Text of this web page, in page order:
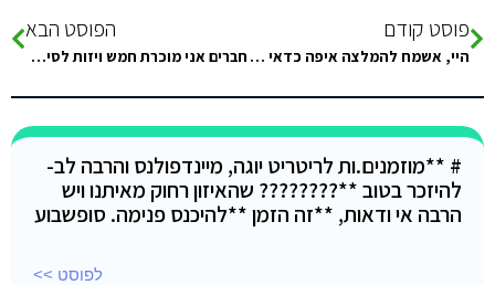
פוסט קודם
היי, אשמח להמלצה איפה כדאי להשאיר את הרכב באילת?
הפוסט הבא
חברים אני מוכרת חמש ויזות לסיני במחיר עלות 15-19/9/21 פרטים- בפרטי
# **מוזמנים.ות לריטריט יוגה, מיינדפולנס והרבה לב-
להיזכר בטוב **???????? שהאיזון רחוק מאיתנו ויש
הרבה אי ודאות, **זה הזמן **להיכנס פנימה. סופשבוע
לפוסט >>